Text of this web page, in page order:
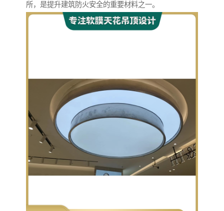
所，是提升建筑防火安全的重要材料之一。